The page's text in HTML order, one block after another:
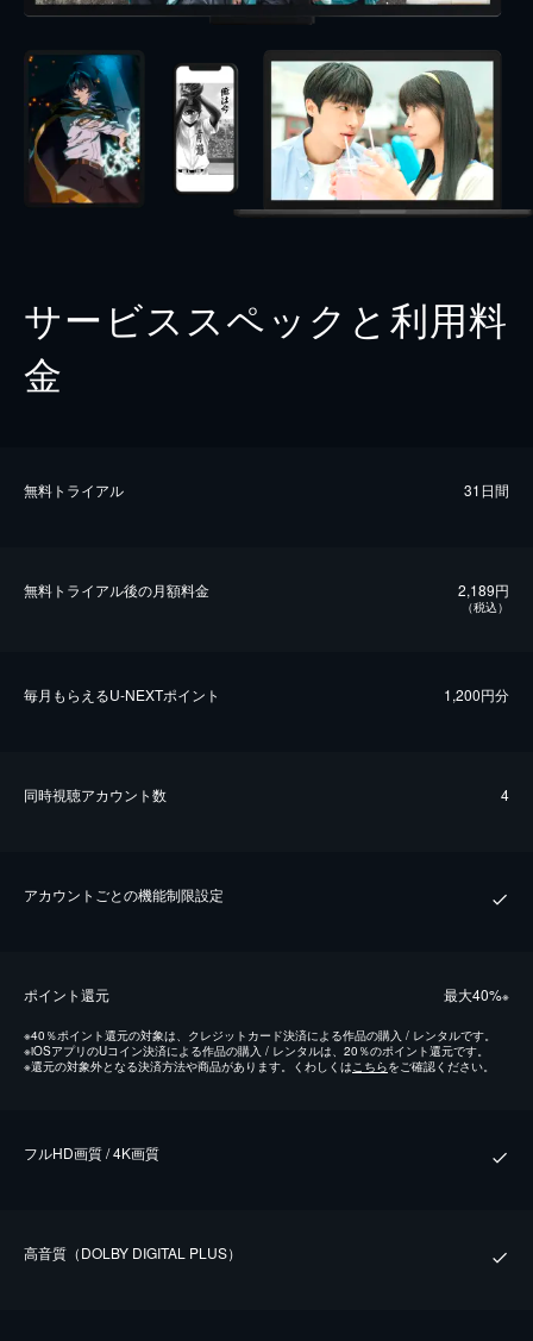
サービススペックと利用料
金
無料トライアル 31日間
無料トライアル後の⽉額料金 2,189円
（税込）
毎⽉もらえるU-NEXTポイント 1,200円分
同時視聴アカウント数 4
アカウントごとの機能制限設定
ポイント還元 最⼤40%※
※40％ポイント還元の対象は、クレジットカード決済による作品の購入 / レンタルです。
※iOSアプリのUコイン決済による作品の購入 / レンタルは、20％のポイント還元です。
※還元の対象外となる決済方法や商品があります。くわしくはこちらをご確認ください。
フルHD画質 / 4K画質
⾼⾳質（DOLBY DIGITAL PLUS）